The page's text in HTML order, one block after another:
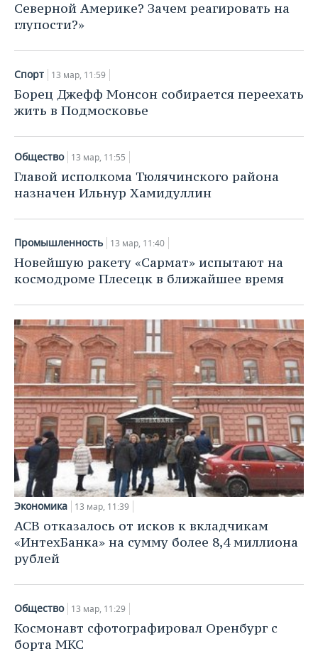
Северной Америке? Зачем реагировать на
глупости?»
Спорт 13 мар, 11:59
Борец Джефф Монсон собирается переехать
жить в Подмосковье
Общество 13 мар, 11:55
Главой исполкома Тюлячинского района
назначен Ильнур Хамидуллин
Промышленность 13 мар, 11:40
Новейшую ракету «Сармат» испытают на
космодроме Плесецк в ближайшее время
Экономика 13 мар, 11:39
АСВ отказалось от исков к вкладчикам
«ИнтехБанка» на сумму более 8,4 миллиона
рублей
Общество 13 мар, 11:29
Космонавт сфотографировал Оренбург с
борта МКС